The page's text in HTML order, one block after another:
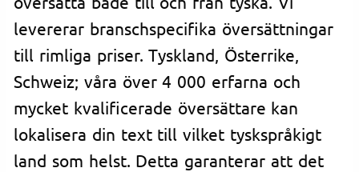
levererar branschspecifika översättningar
till rimliga priser. Tyskland, Österrike,
Schweiz; våra över 4 000 erfarna och
mycket kvalificerade översättare kan
lokalisera din text till vilket tyskspråkigt
land som helst. Detta garanterar att det